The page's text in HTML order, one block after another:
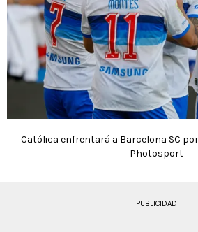
Católica enfrentará a Barcelona SC
Photosport
PUBLICIDAD